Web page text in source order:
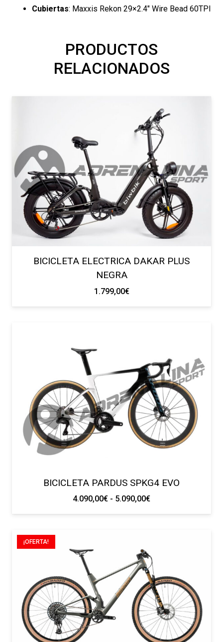
Cubiertas: Maxxis Rekon 29×2.4″ Wire Bead 60TPI
PRODUCTOS
RELACIONADOS
BICICLETA ELECTRICA DAKAR PLUS
NEGRA
1.799,00€
BICICLETA PARDUS SPKG4 EVO
4.090,00€ - 5.090,00€Rango
de
4.090,00€
hasta
5.090,00€
¡OFERTA!